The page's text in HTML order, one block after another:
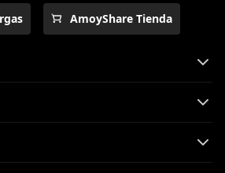
AmoyShare Tienda